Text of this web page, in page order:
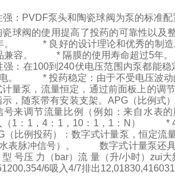
：PVDF泵头和陶瓷球阀为泵的标准
阀的使用提高了投药的可靠性以
年。 * 良好的设计理论和优秀的制
品兼容。 * 隔膜的使用寿命超过
强：在100到240伏电压范围内泵都
电。 * 投药稳定：由于不受电压波
量泵，流量恒定，通过前面板上的调
，随泵带有安装支架。APG（比例式
号来调节流量比例（例如：来自水
（1：1，4：1，10：1，1：N
比例投药）：数字式计量泵，恒定流
表脉冲信号）。 数字式计量泵还具
号压 力（bar）流 量（升/小时）zui
6吸入4/7排出